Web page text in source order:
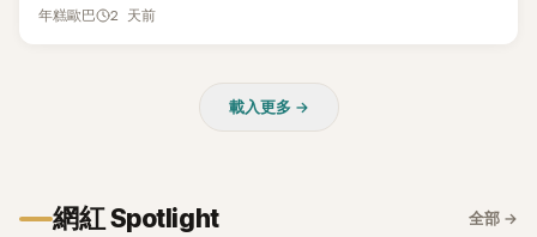
這段為平息爭議、直接公開腋下畫面自證清白的往事再度被提
《脫掉鞋子恢單4Men》 中，親自公開那張當年引發話題的「腋下
智英兩位女成員，以及張錫炫、Chris Kim 兩位男成員組成。不
法律行動。不過，A某並未因此停止發聲，5日再度透過社群平
年糕歐巴 2 天前
載入更多 →
網紅 Spotlight 全部 →